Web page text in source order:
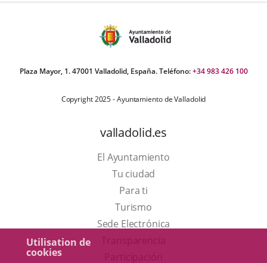
Utilisation de
cookies
Plaza Mayor, 1. 47001 Valladolid, España. Teléfono:+34 983 426 100
Copyright 2025 - Ayuntamiento de Valladolid
valladolid.es
El Ayuntamiento
Tu ciudad
Para ti
TurismoEste
enlace
Sede Electrónica